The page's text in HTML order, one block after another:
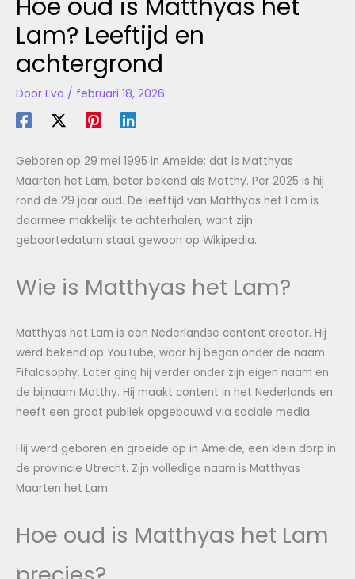
Hoe oud is Matthyas het
Lam? Leeftijd en
achtergrond
Door Eva / februari 18, 2026
Geboren op 29 mei 1995 in Ameide: dat is Matthyas
Maarten het Lam, beter bekend als Matthy. Per 2025 is hij
rond de 29 jaar oud. De leeftijd van Matthyas het Lam is
daarmee makkelijk te achterhalen, want zijn
geboortedatum staat gewoon op Wikipedia.
Wie is Matthyas het Lam?
Matthyas het Lam is een Nederlandse content creator. Hij
werd bekend op YouTube, waar hij begon onder de naam
Fifalosophy. Later ging hij verder onder zijn eigen naam en
de bijnaam Matthy. Hij maakt content in het Nederlands en
heeft een groot publiek opgebouwd via sociale media.
Hij werd geboren en groeide op in Ameide, een klein dorp in
de provincie Utrecht. Zijn volledige naam is Matthyas
Maarten het Lam.
Hoe oud is Matthyas het Lam